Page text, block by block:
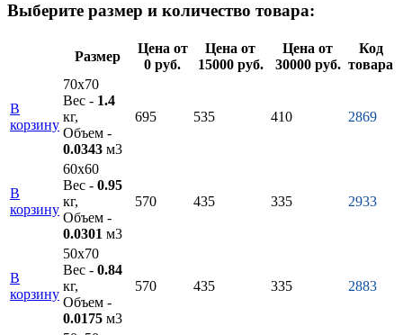
Выберите размер и количество товара:
Размер
Цена от
0 руб.
Цена от
15000 руб.
Цена от
30000 руб.
Код
товара
В
корзину
70х70
Вес - 1.4
кг,
Объем -
0.0343 м3
695 535 410 2869
В
корзину
60х60
Вес - 0.95
кг,
Объем -
0.0301 м3
570 435 335 2933
В
корзину
50х70
Вес - 0.84
кг,
Объем -
0.0175 м3
570 435 335 2883